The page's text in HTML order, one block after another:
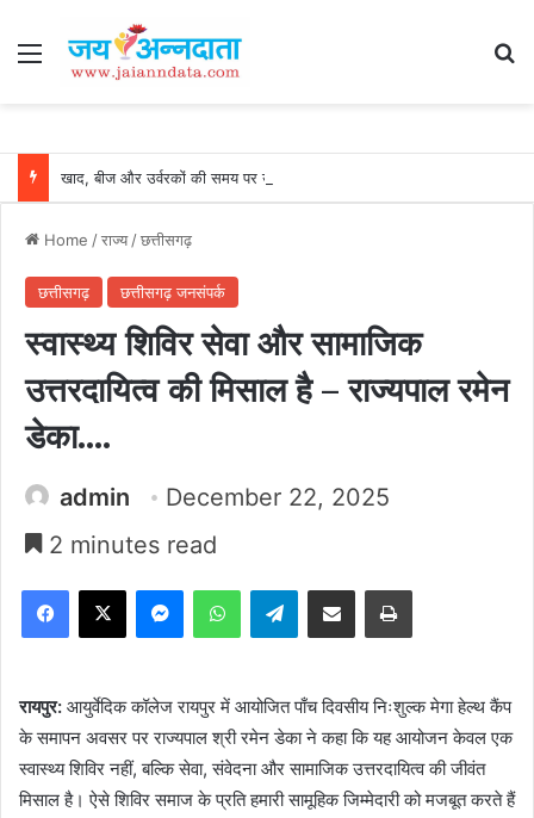
Menu
Home /राज्य/छत्तीसगढ़
छत्तीसगढ़ छत्तीसगढ़ जनसंपर्क
स्वास्थ्य शिविर सेवा और सामाजिक
उत्तरदायित्व की मिसाल है – राज्यपाल रमेन
डेका….
admin
December 22, 2025
2 minutes read
Facebook
X MessengerWhatsAppTelegramShare via Email Print
रायपुर: आयुर्वेदिक कॉलेज रायपुर में आयोजित पाँच दिवसीय निःशुल्क मेगा हेल्थ कैंप
के समापन अवसर पर राज्यपाल श्री रमेन डेका ने कहा कि यह आयोजन केवल एक
स्वास्थ्य शिविर नहीं, बल्कि सेवा, संवेदना और सामाजिक उत्तरदायित्व की जीवंत
मिसाल है। ऐसे शिविर समाज के प्रति हमारी सामूहिक जिम्मेदारी को मजबूत करते हैं